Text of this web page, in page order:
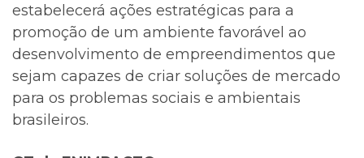
estabelecerá ações estratégicas para a
promoção de um ambiente favorável ao
desenvolvimento de empreendimentos que
sejam capazes de criar soluções de mercado
para os problemas sociais e ambientais
brasileiros.